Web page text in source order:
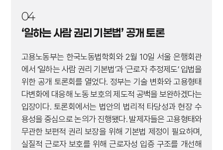
04
‘일하는 사람 권리 기본법’ 공개 토론
고용노동부는 한국노동법학회와 2월 10일 서울 은행회관
에서 ‘일하는 사람 권리 기본법’과 ‘근로자 추정제도’ 입법을
위한 공개 토론회를 열었다. 정부는 기술 변화와 고용형태
다변화에 대응해 노동 보호의 제도적 공백을 보완하겠다는
입장이다. 토론회에서는 법안의 법리적 타당성과 현장 수
용성을 중심으로 논의가 진행됐다. 발제자들은 고용형태와
무관한 보편적 권리 보장을 위해 기본법 제정이 필요하며,
실질적 근로자 보호를 위해 근로자성 입증 구조를 개선해